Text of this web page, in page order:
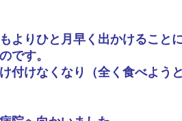
よりひと月早く出かけることに
です。
付けなくなり（全く食べよ